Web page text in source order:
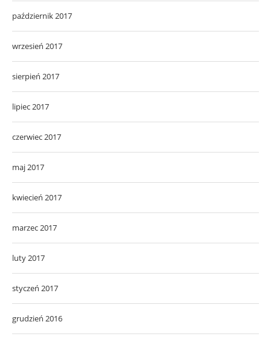
październik 2017
wrzesień 2017
sierpień 2017
lipiec 2017
czerwiec 2017
maj 2017
kwiecień 2017
marzec 2017
luty 2017
styczeń 2017
grudzień 2016